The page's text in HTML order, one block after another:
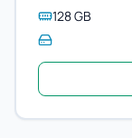
128 GB